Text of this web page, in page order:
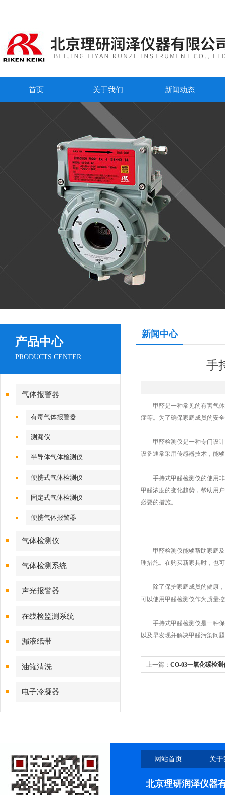
首页 关于我们 新闻动态
产品中心
PRODUCTS CENTER
气体报警器
有毒气体报警器
测漏仪
半导体气体检测仪
便携式气体检测仪
固定式气体检测仪
便携气体报警器
气体检测仪
气体检测系统
声光报警器
在线检监测系统
漏液纸带
油罐清洗
电子冷凝器
新闻中心
手
甲醛是一种常见的有害气体
症等。为了确保家庭成员的安
甲醛检测仪是一种专门设计
设备通常采用传感器技术，能
手持式甲醛检测仪的使用
甲醛浓度的变化趋势，帮助用
必要的措施。
甲醛检测仪能够帮助家庭及
理措施。在购买新家具时，也
除了保护家庭成员的健康，
可以使用甲醛检测仪作为质量
手持式甲醛检测仪是一种保
以及早发现并解决甲醛污染问
上一篇： CO-03一氧化碳检
网站首页 关
北京理研润泽仪器